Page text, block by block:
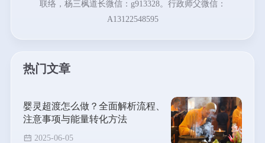
联络，杨三枫道长微信：g913328。行政师父微信：
A13122548595
热门文章
婴灵超渡怎么做？全面解析流程、
注意事项与能量转化方法
2025-06-05